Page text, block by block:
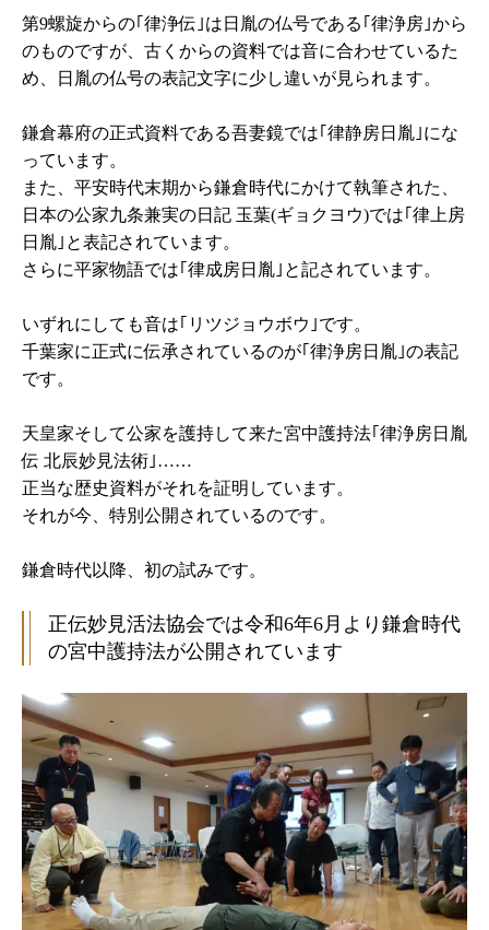
第9螺旋からの｢律浄伝｣は日胤の仏号である｢律浄房｣から
のものですが、古くからの資料では音に合わせているた
め、日胤の仏号の表記文字に少し違いが見られます。
鎌倉幕府の正式資料である吾妻鏡では｢律静房日胤｣にな
っています。
また、平安時代末期から鎌倉時代にかけて執筆された、
日本の公家九条兼実の日記 玉葉(ギョクヨウ)では｢律上房
日胤｣と表記されています。
さらに平家物語では｢律成房日胤｣と記されています。
いずれにしても音は｢リツジョウボウ｣です。
千葉家に正式に伝承されているのが｢律浄房日胤｣の表記
です。
天皇家そして公家を護持して来た宮中護持法｢律浄房日胤
伝 北辰妙見法術｣……
正当な歴史資料がそれを証明しています。
それが今、特別公開されているのです。
鎌倉時代以降、初の試みです。
正伝妙見活法協会では令和6年6月より鎌倉時代
の宮中護持法が公開されています